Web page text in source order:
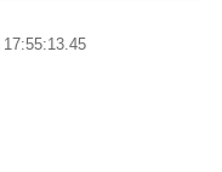
17:55:13.45